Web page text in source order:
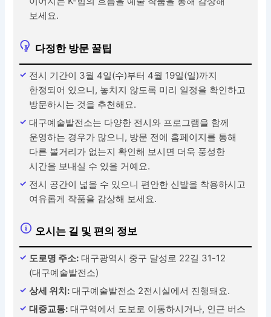
보세요.
다정한 방문 꿀팁
전시 기간이 3월 4일(수)부터 4월 19일(일)까지
한정되어 있으니, 놓치지 않도록 미리 일정을 확인하고
방문하시는 것을 추천해요.
대구예술발전소는 다양한 전시와 프로그램을 함께
운영하는 경우가 많으니, 방문 전에 홈페이지를 통해
다른 볼거리가 없는지 확인해 보시면 더욱 풍성한
시간을 보내실 수 있을 거예요.
전시 공간이 넓을 수 있으니 편안한 신발을 착용하시고
여유롭게 작품을 감상해 보세요.
오시는 길 및 편의 정보
도로명 주소: 대구광역시 중구 달성로 22길 31-12
(대구예술발전소)
상세 위치: 대구예술발전소 2전시실에서 진행돼요.
대중교통: 대구역에서 도보로 이동하시거나, 인근 버스